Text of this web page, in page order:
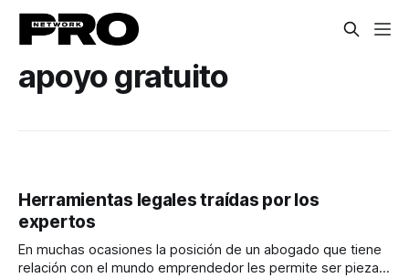
apoyo gratuito
Herramientas legales traídas por los
expertos
En muchas ocasiones la posición de un abogado que tiene
relación con el mundo emprendedor les permite ser piezas